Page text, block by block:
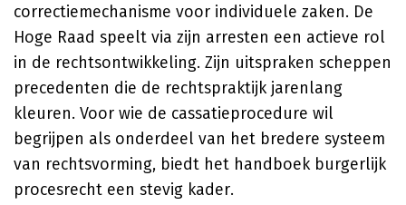
correctiemechanisme voor individuele zaken. De
Hoge Raad speelt via zijn arresten een actieve rol
in de rechtsontwikkeling. Zijn uitspraken scheppen
precedenten die de rechtspraktijk jarenlang
kleuren. Voor wie de cassatieprocedure wil
begrijpen als onderdeel van het bredere systeem
van rechtsvorming, biedt het handboek burgerlijk
procesrecht een stevig kader.